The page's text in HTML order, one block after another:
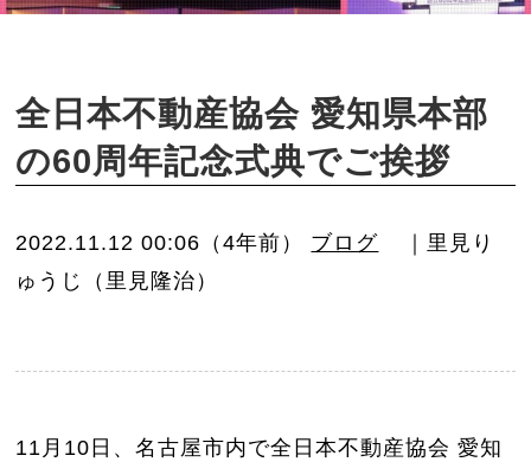
全日本不動産協会 愛知県本部
の60周年記念式典でご挨拶
2022.11.12 00:06（4年前） ブログ
｜里見り
ゅうじ（里見隆治）
11月10日、名古屋市内で全日本不動産協会 愛知